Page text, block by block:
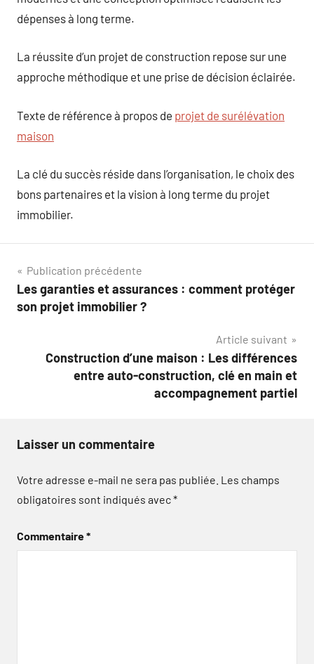
dépenses à long terme.
La réussite d’un projet de construction repose sur une
approche méthodique et une prise de décision éclairée.
Texte de référence à propos de projet de surélévation
maison
La clé du succès réside dans l’organisation, le choix des
bons partenaires et la vision à long terme du projet
immobilier.
Navigation
de
Publication précédente
Les garanties et assurances : comment protéger
son projet immobilier ?
Article suivant
Construction d’une maison : Les différences
entre auto-construction, clé en main et
accompagnement partiel
Laisser un commentaire
Votre adresse e-mail ne sera pas publiée. Les champs
obligatoires sont indiqués avec*
Commentaire*